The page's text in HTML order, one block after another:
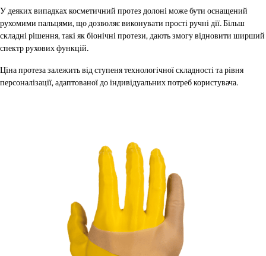
У деяких випадках косметичний протез долоні може бути оснащений
рухомими пальцями, що дозволяє виконувати прості ручні дії. Більш
складні рішення, такі як біонічні протези, дають змогу відновити ширший
спектр рухових функцій.
Ціна протеза залежить від ступеня технологічної складності та рівня
персоналізації, адаптованої до індивідуальних потреб користувача.